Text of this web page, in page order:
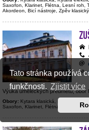
Tato stránka používá
funkčnosti. Zjistit více
Saxofon, Klarinet, Flétna, Lesní roh,
Akordeon, Bicí nástroje, Zpěv
Výuka uměleckých předmětů; obor
Obory: Kytara klasická, Kytara
Saxofon, Klarinet, Flétna, Hoboj,